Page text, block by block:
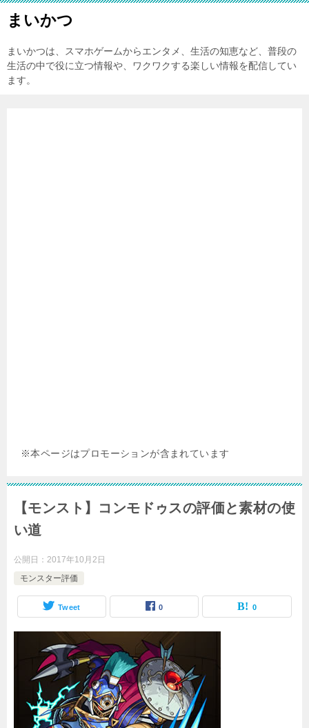
まいかつ
まいかつは、スマホゲームからエンタメ、生活の知恵など、普段の
生活の中で役に立つ情報や、ワクワクする楽しい情報を配信してい
ます。
※本ページはプロモーションが含まれています
【モンスト】コンモドゥスの評価と素材の使
い道
公開日： 2017年10月2日
モンスター評価
Tweet 0 0